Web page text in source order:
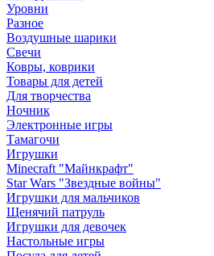
Уровни
Разное
Воздушные шарики
Свечи
Ковры, коврики
Товары для детей
Для творчества
Ночник
Электронные игры
Тамагочи
Игрушки
Minecraft "Майнкрафт"
Star Wars "Звездные войны"
Игрушки для мальчиков
Щенячий патруль
Игрушки для девочек
Настольные игры